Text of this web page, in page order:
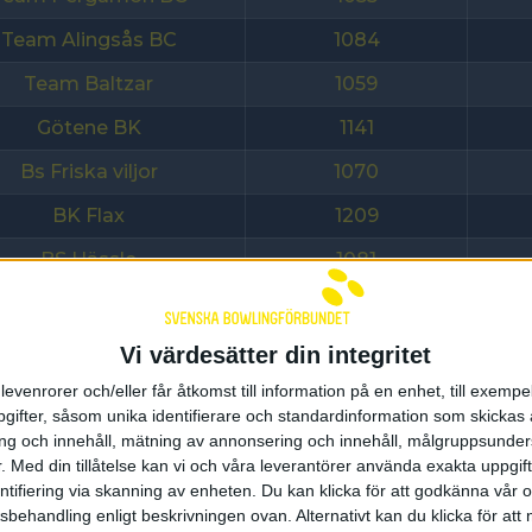
Vi värdesätter din integritet
och/eller får åtkomst till information på en enhet, till
såsom unika identifierare och standardinformation som skickas
och innehåll, mätning av annonsering och innehåll,
Med din tillåtelse kan vi och våra leverantörer använda exakta
via skanning av enheten. Du kan klicka för att godkänna vår
enligt beskrivningen ovan. Alternativt kan du klicka för att
Team Alingsås BC 1084
Team Baltzar 1059
Götene BK 1141
Bs Friska viljor 1070
BK Flax 1209
BS Hässle 1081
1084
Vendelsö BK 1181
Vetlanda bc 1123
BC Pegasus 1093
Åmåls BC 1144
Sundbybergs IK 1092